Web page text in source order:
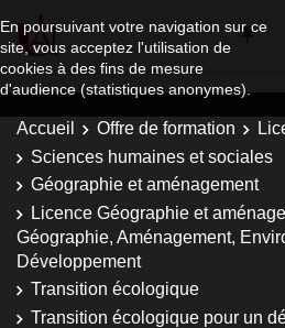
En poursuivant votre navigation sur ce
site, vous acceptez l'utilisation de
cookies à des fins de mesure
d'audience (statistiques anonymes).
Accueil Offre de formation
Sciences humaines et sociales
Géographie et aménagement
Licence Géographie et
Géographie, Aménagement,
Développement
Transition écologique
Transition écologique pour un